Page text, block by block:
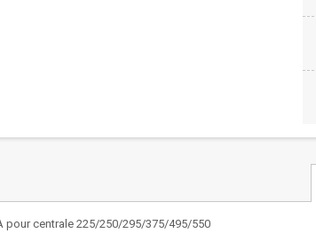
pour centrale 225/250/295/375/495/550